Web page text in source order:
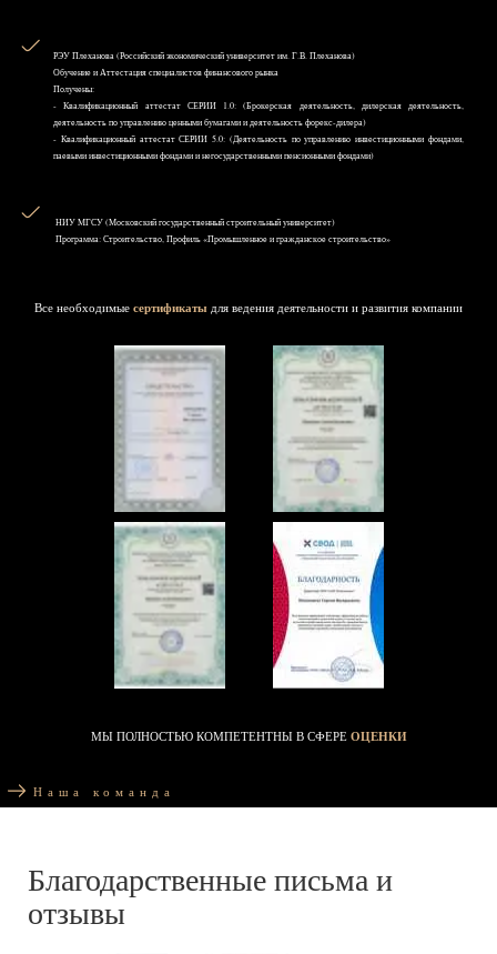
РЭУ Плеханова (Российский экономический университет им. Г.В. Плеханова)
Обучение и Аттестация специалистов финансового рынка
Получены:
- Квалификационный аттестат СЕРИИ 1.0: (Брокерская деятельность, дилерская деятельность,
деятельность по управлению ценными бумагами и деятельность форекс-дилера)
- Квалификационный аттестат СЕРИИ 5.0: (Деятельность по управлению инвестиционными фондами,
паевыми инвестиционными фондами и негосударственными пенсионными фондами)
НИУ MГСУ (Московский государственный строительный университет)
Программа: Строительство, Профиль «Промышленное и гражданское строительство»
Все необходимые сертификаты для ведения деятельности и развития компании
МЫ ПОЛНОСТЬЮ КОМПЕТЕНТНЫ В СФЕРЕ ОЦЕНКИ
Наша команда
Благодарственные письма и
отзывы